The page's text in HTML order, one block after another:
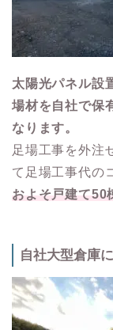
太陽光パネル設
場材を自社で保
なります。
足場工事を外注
て足場工事代の
およそ戸建て50
自社大型倉庫